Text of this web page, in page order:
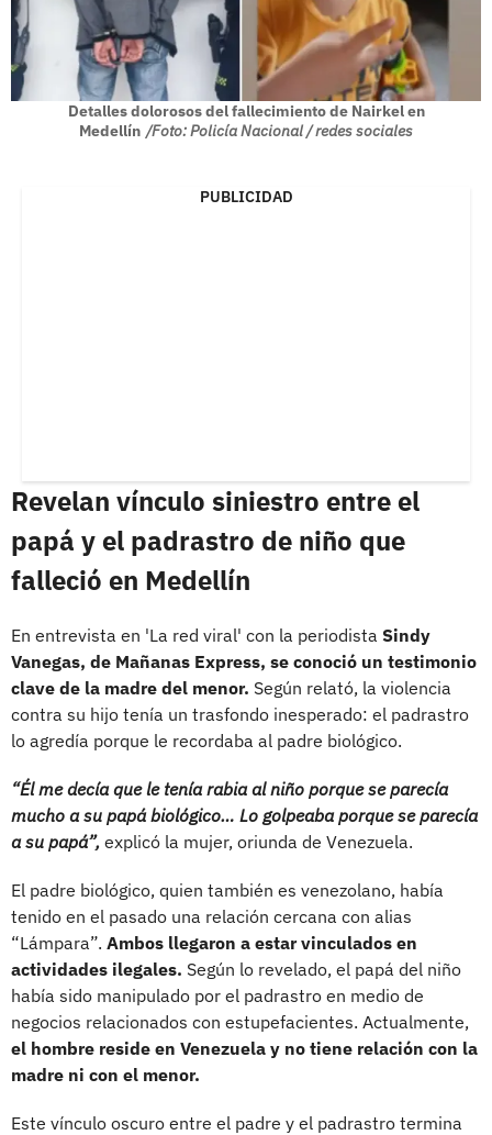
Detalles dolorosos del fallecimiento de Nairkel en
Medellín /Foto: Policía Nacional / redes sociales
PUBLICIDAD
Revelan vínculo siniestro entre el
papá y el padrastro de niño que
falleció en Medellín
En entrevista en 'La red viral' con la periodista Sindy
Vanegas, de Mañanas Express, se conoció un testimonio
clave de la madre del menor. Según relató, la violencia
contra su hijo tenía un trasfondo inesperado: el padrastro
lo agredía porque le recordaba al padre biológico.
“Él me decía que le tenía rabia al niño porque se parecía
mucho a su papá biológico… Lo golpeaba porque se parecía
a su papá”, explicó la mujer, oriunda de Venezuela.
El padre biológico, quien también es venezolano, había
tenido en el pasado una relación cercana con alias
“Lámpara”. Ambos llegaron a estar vinculados en
actividades ilegales. Según lo revelado, el papá del niño
había sido manipulado por el padrastro en medio de
negocios relacionados con estupefacientes. Actualmente,
el hombre reside en Venezuela y no tiene relación con la
madre ni con el menor.
Este vínculo oscuro entre el padre y el padrastro termina